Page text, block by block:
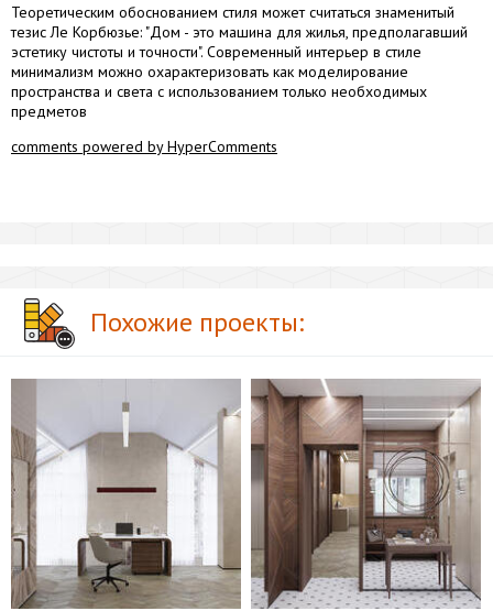
Теоретическим обоснованием стиля может считаться знаменитый
тезис Ле Корбюзье: "Дом - это машина для жилья, предполагавший
эстетику чистоты и точности". Современный интерьер в стиле
минимализм можно охарактеризовать как моделирование
пространства и света с использованием только необходимых
предметов
comments powered by HyperComments
Похожие проекты: